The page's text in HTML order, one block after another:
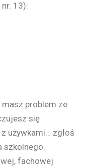
13):
problem ze
się
używkami… zgłoś
szkolnego.
fachowej